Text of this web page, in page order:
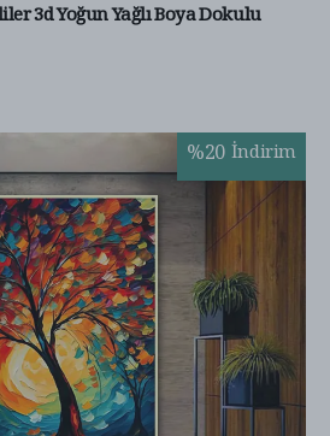
3d Yoğun Yağlı Boya Dokulu
%20 İndirim